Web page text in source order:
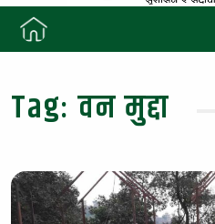
Tag:वन मुद्दा